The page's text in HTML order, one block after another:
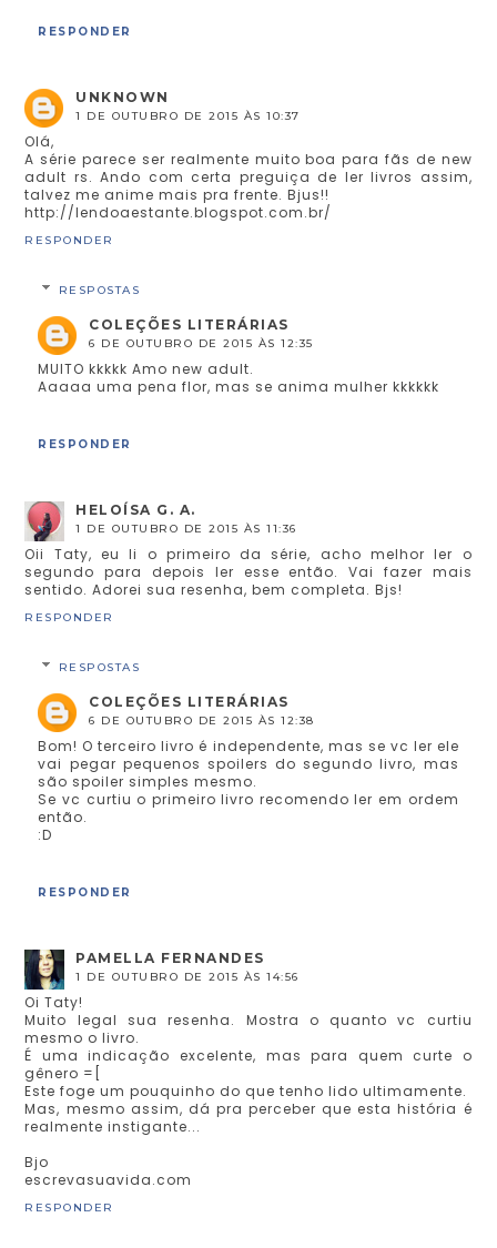
RESPONDER
UNKNOWN
1 DE OUTUBRO DE 2015 ÀS 10:37
Olá,
A série parece ser realmente muito boa para fãs de new
adult rs. Ando com certa preguiça de ler livros assim,
talvez me anime mais pra frente. Bjus!!
http://lendoaestante.blogspot.com.br/
RESPONDER
RESPOSTAS
COLEÇÕES LITERÁRIAS
6 DE OUTUBRO DE 2015 ÀS 12:35
MUITO kkkkk Amo new adult.
Aaaaa uma pena flor, mas se anima mulher kkkkkk
RESPONDER
HELOÍSA G. A.
1 DE OUTUBRO DE 2015 ÀS 11:36
Oii Taty, eu li o primeiro da série, acho melhor ler o
segundo para depois ler esse então. Vai fazer mais
sentido. Adorei sua resenha, bem completa. Bjs!
RESPONDER
RESPOSTAS
COLEÇÕES LITERÁRIAS
6 DE OUTUBRO DE 2015 ÀS 12:38
Bom! O terceiro livro é independente, mas se vc ler ele
vai pegar pequenos spoilers do segundo livro, mas
são spoiler simples mesmo.
Se vc curtiu o primeiro livro recomendo ler em ordem
então.
:D
RESPONDER
PAMELLA FERNANDES
1 DE OUTUBRO DE 2015 ÀS 14:56
Oi Taty!
Muito legal sua resenha. Mostra o quanto vc curtiu
mesmo o livro.
É uma indicação excelente, mas para quem curte o
gênero =[
Este foge um pouquinho do que tenho lido ultimamente.
Mas, mesmo assim, dá pra perceber que esta história é
realmente instigante...
Bjo
escrevasuavida.com
RESPONDER